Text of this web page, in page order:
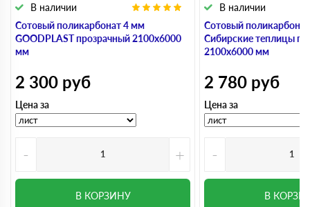
Сотовый поликарбонат 4 мм
GOODPLAST прозрачный 2100х6000
мм
В наличии
2 300 руб
Цена за
- +
В КОРЗИНУ
Сотовый
Сибирские теплицы
2100х6000 мм
В наличии
2 780 руб
Цена за
-
В